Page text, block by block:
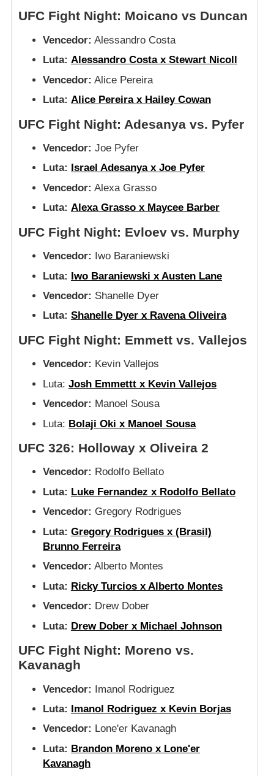
UFC Fight Night: Moicano vs Duncan
Vencedor: Alessandro Costa
Luta: Alessandro Costa x Stewart Nicoll
Vencedor: Alice Pereira
Luta: Alice Pereira x Hailey Cowan
UFC Fight Night: Adesanya vs. Pyfer
Vencedor: Joe Pyfer
Luta:
Israel Adesanya x Joe Pyfer
Vencedor: Alexa Grasso
Luta: Alexa Grasso x Maycee Barber
UFC Fight Night: Evloev vs. Murphy
Vencedor: Iwo Baraniewski
Luta: Iwo Baraniewski x Austen Lane
Vencedor: Shanelle Dyer
Luta: Shanelle Dyer x Ravena Oliveira
UFC Fight Night: Emmett vs. Vallejos
Vencedor: Kevin Vallejos
Luta: Josh Emmettt x Kevin Vallejos
Vencedor: Manoel Sousa
Luta: Bolaji Oki x Manoel Sousa
UFC 326: Holloway x Oliveira 2
Vencedor: Rodolfo Bellato
Luta: Luke Fernandez x Rodolfo Bellato
Vencedor: Gregory Rodrigues
Luta: Gregory Rodrigues x (Brasil)
Brunno Ferreira
Vencedor: Alberto Montes
Luta: Ricky Turcios x Alberto Montes
Vencedor: Drew Dober
Luta: Drew Dober x Michael Johnson
UFC Fight Night: Moreno vs.
Kavanagh
Vencedor: Imanol Rodriguez
Luta: Imanol Rodriguez x Kevin Borjas
Vencedor: Lone'er Kavanagh
Luta: Brandon Moreno x Lone'er
Kavanagh